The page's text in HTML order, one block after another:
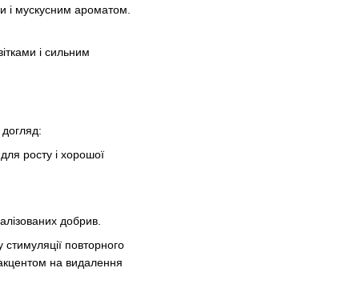
і мускусним ароматом.
і сильним
росту і хорошої
добрив.
повторного
на видалення